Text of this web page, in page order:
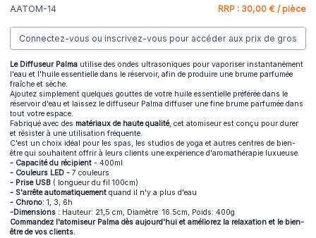
AATOM-14 RRP : 30,00 € / pièce
Connectez-vous ou inscrivez-vous pour accéder aux prix de gros
Le Diffuseur Palma utilise des ondes ultrasoniques pour vaporiser instantanément
l'eau et l'huile essentielle dans le réservoir, afin de produire une brume parfumée
fraîche et sèche.
Ajoutez simplement quelques gouttes de votre huile essentielle préférée dans le
réservoir d'eau et laissez le diffuseur Palma diffuser une fine brume parfumée dans
tout votre espace.
Fabriqué avec des matériaux de haute qualité, cet atomiseur est conçu pour durer
et résister à une utilisation fréquente.
C'est un choix idéal pour les spas, les studios de yoga et autres centres de bien-
être qui souhaitent offrir à leurs clients une expérience d'aromathérapie luxueuse.
- Capacité du récipient - 400ml
- Couleurs LED - 7 couleurs
- Prise USB ( longueur du fil 100cm)
- S'arrête automatiquement quand il n'y a plus d'eau
- Chrono: 1, 3, 6h
-Dimensions : Hauteur: 21,5 cm, Diamètre: 16.5cm, Poids: 400g
Commandez l'atomiseur Palma dès aujourd'hui et améliorez la relaxation et le bien-
être de vos clients.